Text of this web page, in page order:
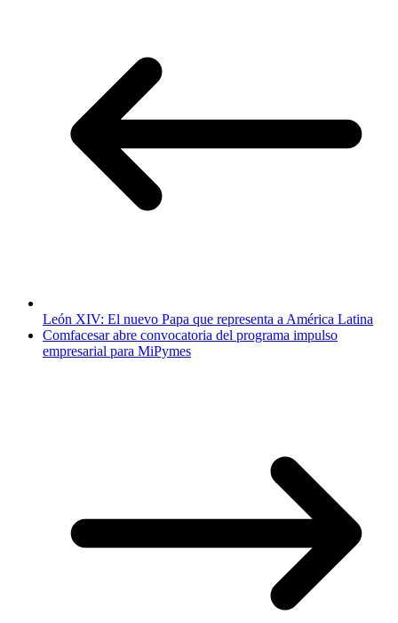
León XIV: El nuevo Papa que representa a América Latina
Comfacesar abre convocatoria del programa impulso
empresarial para MiPymes